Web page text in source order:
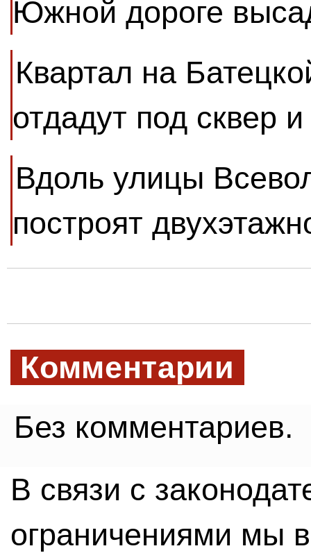
Южной дороге
Квартал на
отдадут под сквер
Вдоль улицы
построят
Комментарии
Без комментариев.
В связи с
ограничениями мы